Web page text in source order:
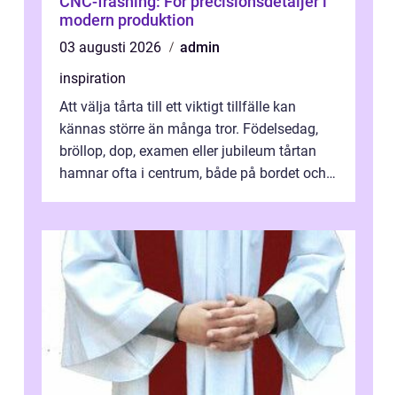
modern produktion
03 augusti 2026
admin
inspiration
Att välja tårta till ett viktigt tillfälle kan
kännas större än många tror. Födelsedag,
bröllop, dop, examen eller jubileum tårtan
hamnar ofta i centrum, både på bordet och i